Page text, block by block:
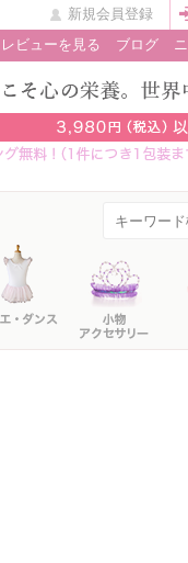
新規会員登録
レビューを見る ブログ